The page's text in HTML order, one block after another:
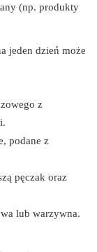
(np. produkty
jeden dzień może
z
podane z
pęczak oraz
lub warzywna.